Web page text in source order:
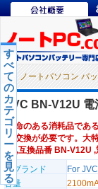
ノートパソコン バ
す
べ
て
の
カ
テ
ゴ
リ
ー
を
見
る
JVC BN-V12U 電
寿命のある消耗品であ
ー交換が必要です。大
6V,互換品番 BN-V12U
のブランド
For JVC
容量